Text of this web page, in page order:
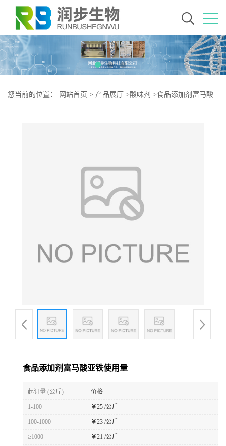
您当前的位置： 网站首页 > 产品展厅 >酸味剂 >食品添加剂富马酸
食品添加剂富马酸亚铁使用量
起订量 (公斤) 价格
1-100 ￥25 /公斤
100-1000 ￥23 /公斤
≥1000 ￥21 /公斤